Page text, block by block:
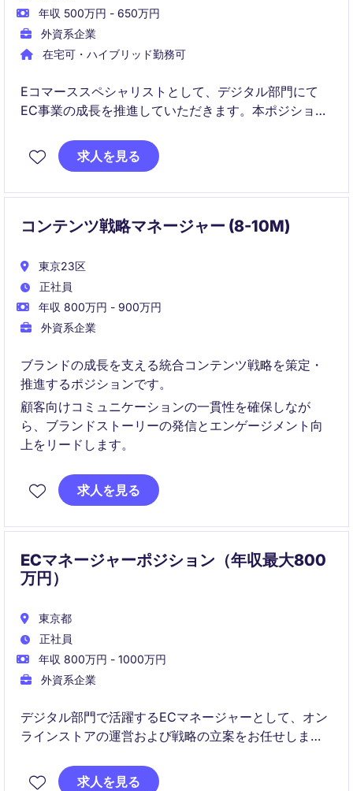
年収 500万円 - 650万円
外資系企業
在宅可・ハイブリッド勤務可
Eコマーススペシャリストとして、デジタル部門にて
EC事業の成長を推進していただきます。本ポジション
のオンライン販売戦略の立案から実行までを担当しま
す。
求人を見る
コンテンツ戦略マネージャー (8-10M)
東京23区
正社員
年収 800万円 - 900万円
外資系企業
ブランドの成長を支える統合コンテンツ戦略を策定・
推進するポジションです。
顧客向けコミュニケーションの一貫性を確保しなが
ら、ブランドストーリーの発信とエンゲージメント向
上をリードします。
求人を見る
ECマネージャーポジション（年収最大800
万円）
東京都
正社員
年収 800万円 - 1000万円
外資系企業
デジタル部門で活躍するECマネージャーとして、オン
ラインストアの運営および戦略の立案をお任せしま
満足度の向上を目指していただきます。
求人を見る